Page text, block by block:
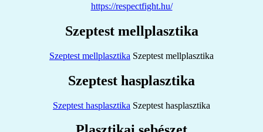
https://respectfight.hu/
Szeptest mellplasztika
Szeptest mellplasztika Szeptest mellplasztika
Szeptest hasplasztika
Szeptest hasplasztika Szeptest hasplasztika